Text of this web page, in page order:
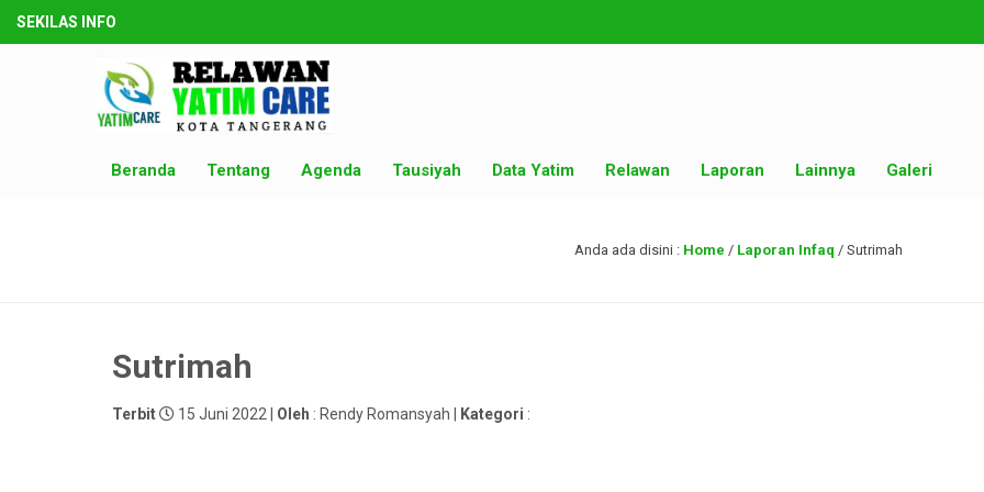
SEKILAS INFO
Beranda Tentang Agenda Tausiyah Data Yatim Relawan Laporan Lainnya Galeri
Anda ada disini : Home / Laporan Infaq / Sutrimah
Sutrimah
Terbit 15 Juni 2022 | Oleh : Rendy Romansyah | Kategori :